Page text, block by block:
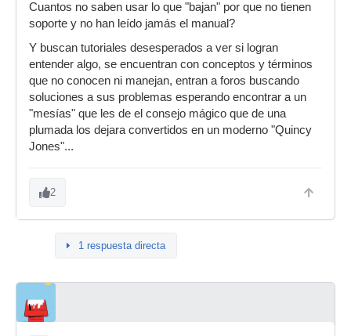
Cuantos no saben usar lo que "bajan" por que no tienen
soporte y no han leído jamás el manual?
Y buscan tutoriales desesperados a ver si logran
entender algo, se encuentran con conceptos y términos
que no conocen ni manejan, entran a foros buscando
soluciones a sus problemas esperando encontrar a un
"mesías" que les de el consejo mágico que de una
plumada los dejara convertidos en un moderno "Quincy
Jones"...
2
1 respuesta directa